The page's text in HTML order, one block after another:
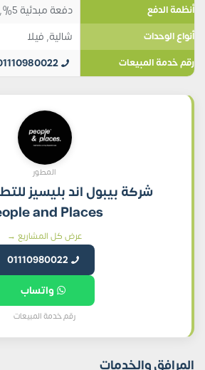
أنظمة الدفع دفعة مبدئية 5%, تقسيط 8
أنواع الوحدات شالية, فيلا
رقم خدمة المبيعات
المطور
شركة بيبول اند بليسيز
and Places
عرض كل المشاريع →
01110980022
واتساب
رقم خدمة المبيعات
المرافق والخدمات